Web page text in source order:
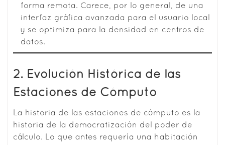
forma remota. Carece, por lo general, de una
interfaz gráfica avanzada para el usuario local
y se optimiza para la densidad en centros de
datos.
2. Evolución Histórica de las
Estaciones de Cómputo
La historia de las estaciones de cómputo es la
historia de la democratización del poder de
cálculo. Lo que antes requería una habitación